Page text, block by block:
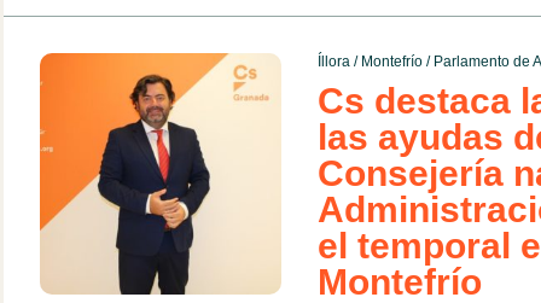
Íllora/ Montefrío/ Parlamento de
Cs destaca
las ayudas
Consejería
el temporal
Montefrío